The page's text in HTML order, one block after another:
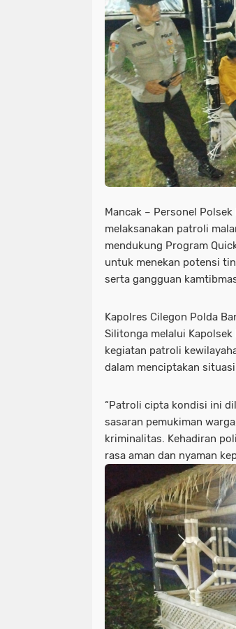
Mancak – Personel
melaksanakan patroli
mendukung Program
untuk menekan potensi
serta gangguan
Kapolres Cilegon Polda
Silitonga melalui Kapolsek
kegiatan patroli
dalam menciptakan
“Patroli cipta kondisi ini
sasaran pemukiman
kriminalitas. Kehadiran
rasa aman dan nyaman